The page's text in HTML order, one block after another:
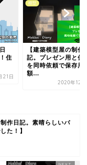
用
半
模型
【建築模型屋の制作
記。初めてのご依頼
急ぎ発送！】
制作日記。素晴らしいバ
た！】